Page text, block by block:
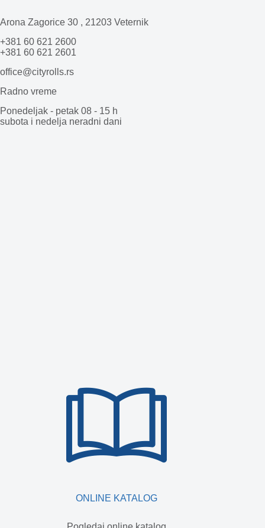
Arona Zagorice 30 , 21203 Veternik
+381 60 621 2600
+381 60 621 2601
office@cityrolls.rs
Radno vreme
Ponedeljak - petak 08 - 15 h
subota i nedelja neradni dani
ONLINE KATALOG